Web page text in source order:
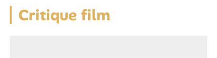
Critique film